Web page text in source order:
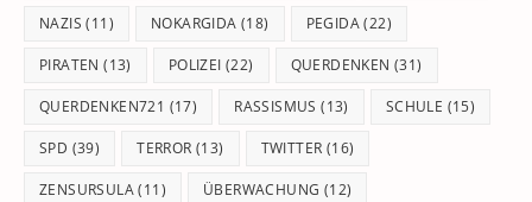
NAZIS (11) NOKARGIDA (18) PEGIDA(22)
PIRATEN (13) POLIZEI (22) QUERDENKEN (31)
QUERDENKEN721 (17) RASSISMUS (13) SCHULE (15)
SPD (39) TERROR (13) TWITTER (16)
ZENSURSULA(11) ÜBERWACHUNG (12)